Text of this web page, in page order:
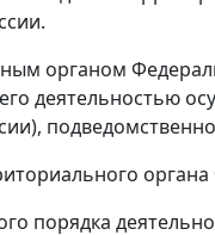
органом
деятельностью
порядка